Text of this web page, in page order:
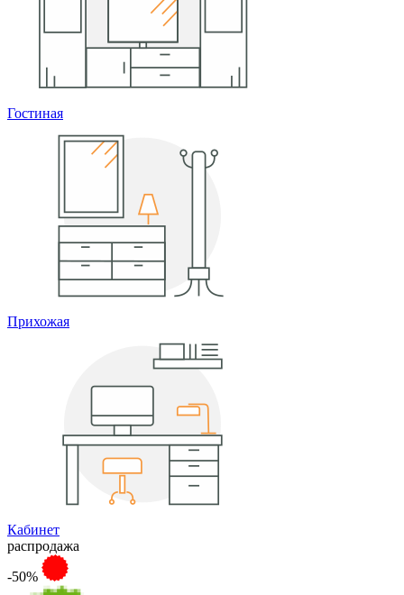
Гостиная
Прихожая
Кабинет
распродажа
-50%